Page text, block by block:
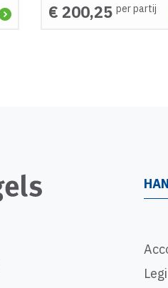
€ 200,25 per partij